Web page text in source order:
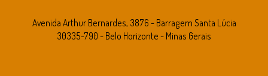
Avenida Arthur Bernardes, 3876 - Barragem Santa Lúcia
30335-790 - Belo Horizonte - Minas Gerais